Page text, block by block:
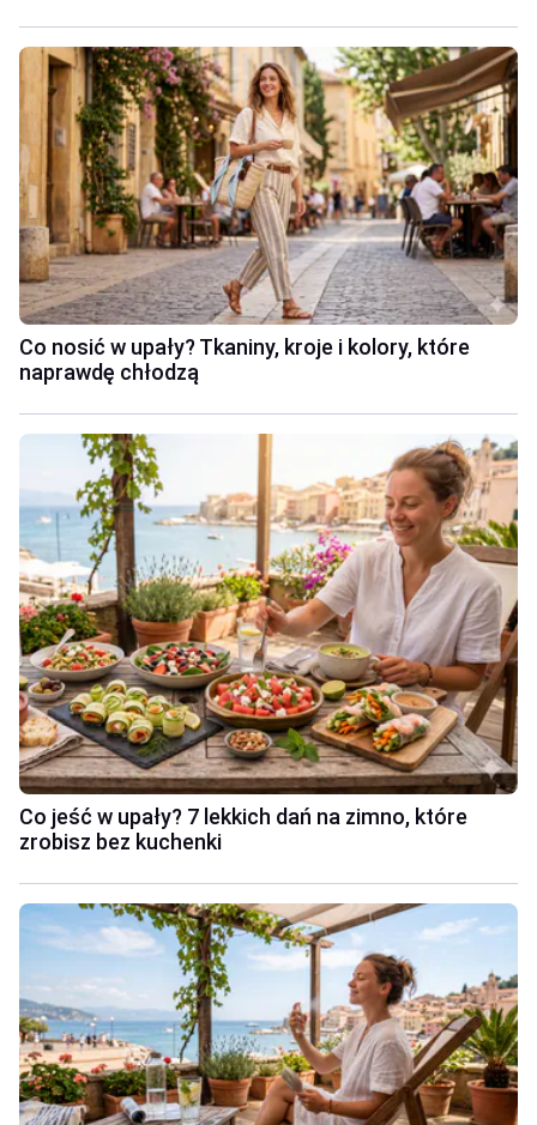
Co nosić w upały? Tkaniny, kroje i kolory, które
naprawdę chłodzą
Co jeść w upały? 7 lekkich dań na zimno, które
zrobisz bez kuchenki